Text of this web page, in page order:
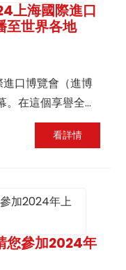
上海國際進口
至世界各地
口博覽會（進博
在這個享譽全球
的傑出代表，該公
看詳情
您參加2024年